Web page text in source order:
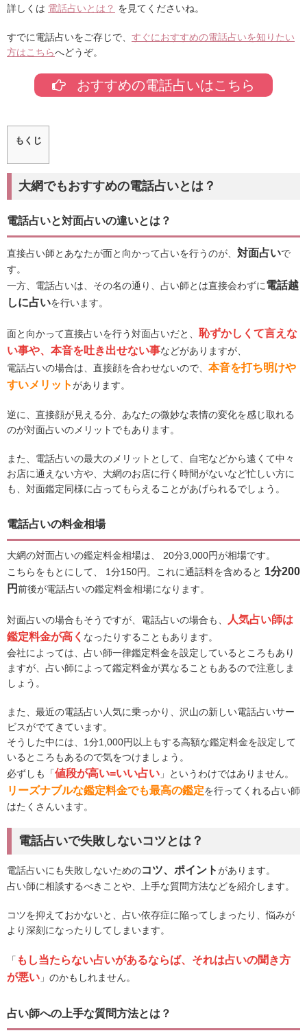
詳しくは 電話占いとは？ を見てくださいね。
すでに電話占いをご存じで、 すぐにおすすめの電話占いを知りたい
方はこちらへどうぞ。
おすすめの電話占いはこちら
もくじ
大網でもおすすめの電話占いとは？
電話占いと対面占いの違いとは？
直接占い師とあなたが面と向かって占いを行うのが、 対面占いで
す。
一方、電話占いは、その名の通り、占い師とは直接会わずに電話越
しに占いを行います。
面と向かって直接占いを行う対面占いだと、 恥ずかしくて言えな
い事や、本音を吐き出せない事などがありますが、
電話占いの場合は、直接顔を合わせないので、 本音を打ち明けや
すいメリットがあります。
逆に、直接顔が見える分、あなたの微妙な表情の変化を感じ取れる
のが対面占いのメリットでもあります。
また、電話占いの最大のメリットとして、自宅などから遠くて中々
お店に通えない方や、大網のお店に行く時間がないなど忙しい方に
も、対面鑑定同様に占ってもらえることがあげられるでしょう。
電話占いの料金相場
大網の対面占いの鑑定料金相場は、 20分3,000円が相場です。
こちらをもとにして、 1分150円。これに通話料を含めると 1分200
円前後が電話占いの鑑定料金相場になります。
対面占いの場合もそうですが、電話占いの場合も、
人気占い師は
鑑定料金が高く なったりすることもあります。
会社によっては、占い師一律鑑定料金を設定しているところもあり
ますが、占い師によって鑑定料金が異なることもあるので注意しま
しょう。
また、最近の電話占い人気に乗っかり、沢山の新しい電話占いサー
ビスがでてきています。
そうした中には、1分1,000円以上もする高額な鑑定料金を設定して
いるところもあるので気をつけましょう。
必ずしも「値段が高い=いい占い 」というわけではありません。
リーズナブルな鑑定料金でも最高の鑑定を行ってくれる占い師
はたくさんいます。
電話占いで失敗しないコツとは？
電話占いにも失敗しないためのコツ、ポイントがあります。
占い師に相談するべきことや、上手な質問方法などを紹介します。
コツを抑えておかないと、占い依存症に陥ってしまったり、悩みが
より深刻になったりしてしまいます。
「 もし当たらない占いがあるならば、それは占いの聞き方
が悪い 」のかもしれません。
占い師への上手な質問方法とは？